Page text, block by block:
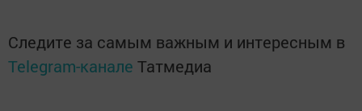
Следите за самым важным и интересным в
Telegram-канале Татмедиа